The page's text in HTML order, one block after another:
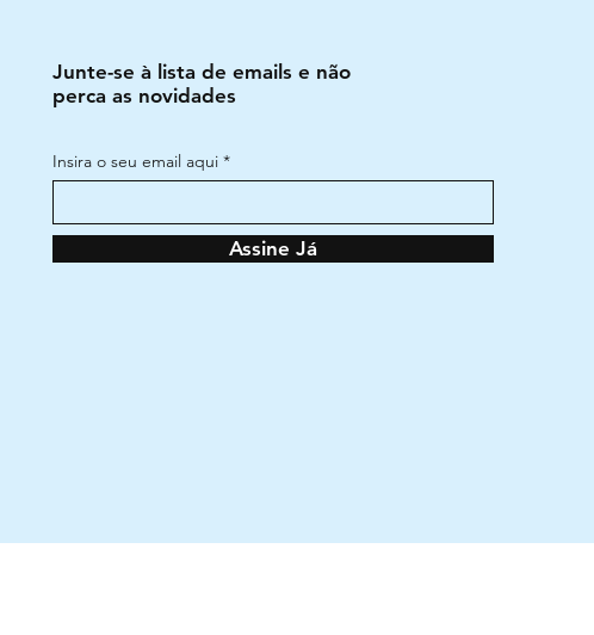
Junte-se à lista de emails e não
perca as novidades
Insira o seu email aqui
Assine Já